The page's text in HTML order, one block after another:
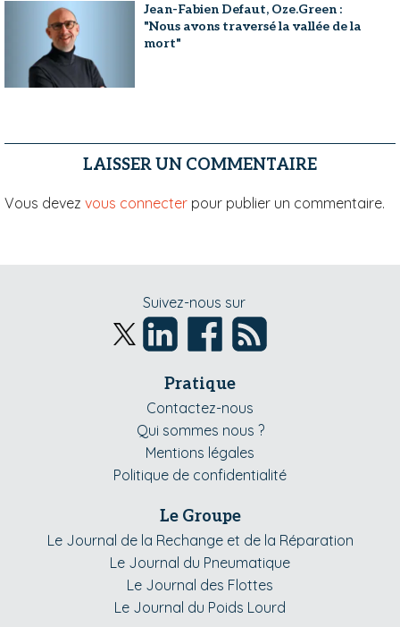
Jean-Fabien Defaut, Oze.Green :
"Nous avons traversé la vallée de la
mort"
LAISSER UN COMMENTAIRE
Vous devez vous connecter pour publier un commentaire.
Suivez-nous sur
Pratique
Contactez-nous
Qui sommes nous ?
Mentions légales
Politique de confidentialité
Le Groupe
Le Journal de la Rechange et de la Réparation
Le Journal du Pneumatique
Le Journal des Flottes
Le Journal du Poids Lourd